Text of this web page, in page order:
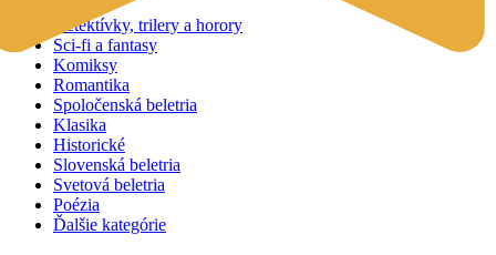
Detektívky, trilery a horory
Sci-fi a fantasy
Komiksy
Romantika
Spoločenská beletria
Klasika
Historické
Slovenská beletria
Svetová beletria
Poézia
Ďalšie kategórie